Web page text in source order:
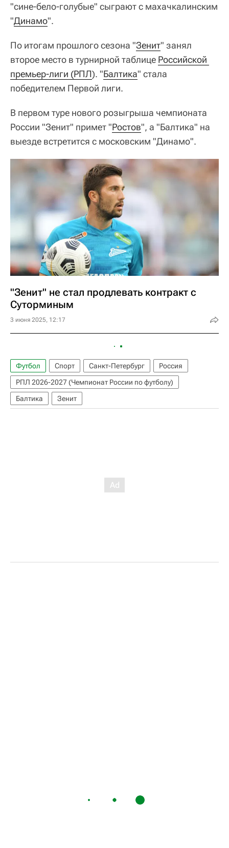
"сине-бело-голубые" сыграют с махачкалинским
"Динамо".
По итогам прошлого сезона "Зенит" занял
второе место в турнирной таблице Российской
премьер-лиги (РПЛ). "Балтика" стала
победителем Первой лиги.
В первом туре нового розыгрыша чемпионата
России "Зенит" примет "Ростов", а "Балтика" на
выезде встретится с московским "Динамо".
"Зенит" не стал продлевать контракт с
Суторминым
3 июня 2025, 12:17
Футбол Спорт Санкт-Петербург
Россия
РПЛ 2026-2027 (Чемпионат России по футболу)
Балтика
Зенит